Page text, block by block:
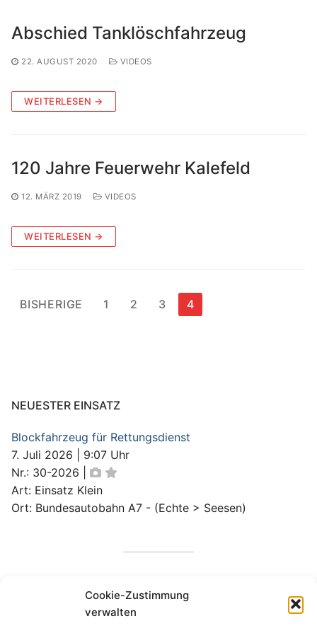
Cookie-Zustimmung
verwalten
Abschied Tanklöschfahrzeug
22. AUGUST 2020 VIDEOS
WEITERLESEN →
120 Jahre Feuerwehr Kalefeld
12. MÄRZ 2019 VIDEOS
WEITERLESEN →
Seitennummerierung
BISHERIGE 1 2 3 4
NEUESTER EINSATZ
Blockfahrzeug für Rettungsdienst
7. Juli 2026
9:07 Uhr
Nr.: 30-2026
Art: Einsatz Klein
Ort: Bundesautobahn A7 - (Echte > Seesen)